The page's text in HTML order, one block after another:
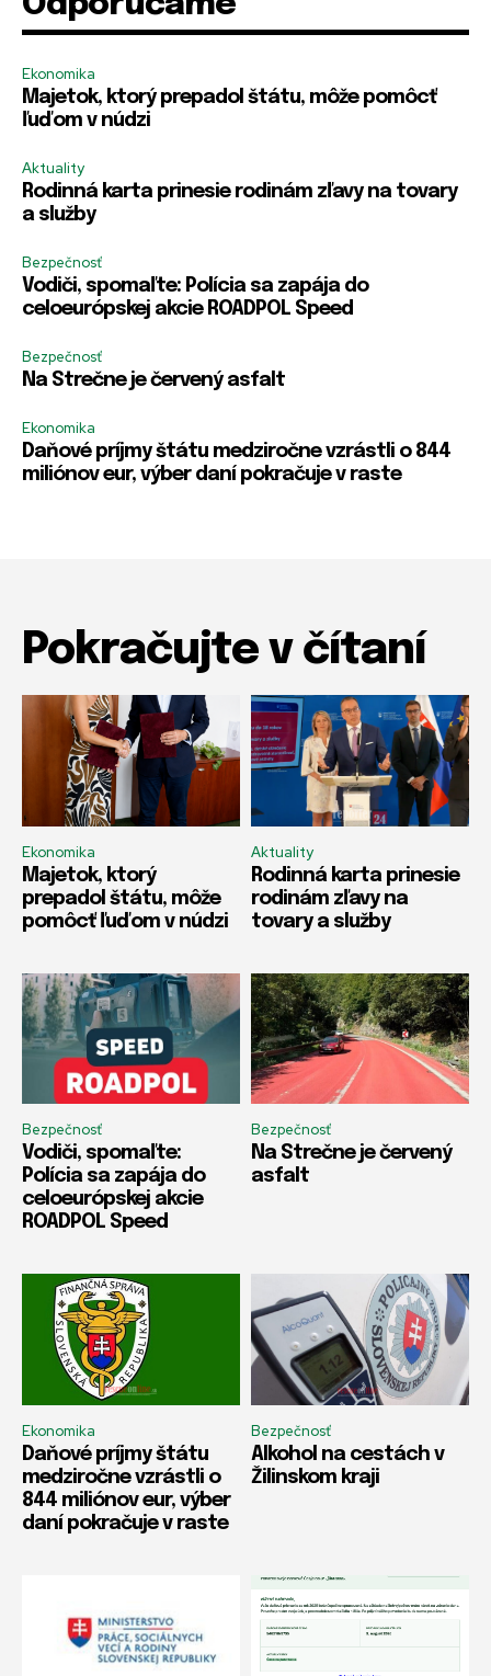
*
R
m
m
b
r
m
Zapamätať si ma
PRIHLÁSIŤ SA
*
H
s
l
o
E
m
a
i
R
m
m
b
r
m
Zapamätať si ma
PRIHLÁSIŤ SA
Ekonomika
Majetok, ktorý prepadol štátu, môže pomôcť
ľuďom v núdzi
Aktuality
Rodinná karta prinesie rodinám zľavy na tovary
a služby
Bezpečnosť
Vodiči, spomaľte: Polícia sa zapája do
celoeurópskej akcie ROADPOL Speed
Bezpečnosť
Na Strečne je červený asfalt
Ekonomika
Daňové príjmy štátu medziročne vzrástli o 844
miliónov eur, výber daní pokračuje v raste
Pokračujte v čítaní
Ekonomika
Majetok, ktorý
prepadol štátu, môže
pomôcť ľuďom v núdzi
Aktuality
Rodinná karta prinesie
rodinám zľavy na
tovary a služby
Bezpečnosť
Vodiči, spomaľte:
Polícia sa zapája do
celoeurópskej akcie
ROADPOL Speed
Bezpečnosť
Na Strečne je červený
asfalt
Ekonomika
Daňové príjmy štátu
medziročne vzrástli o
844 miliónov eur, výber
daní pokračuje v raste
Bezpečnosť
Alkohol na cestách v
Žilinskom kraji